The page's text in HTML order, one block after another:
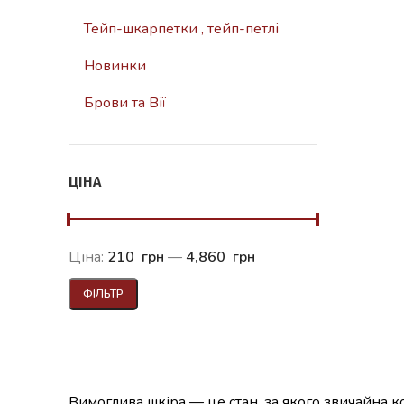
Тейп-шкарпетки , тейп-петлі
Новинки
Брови та Вії
ЦІНА
ФІЛЬТР
Ціна: 210 грн — 4,860 грн